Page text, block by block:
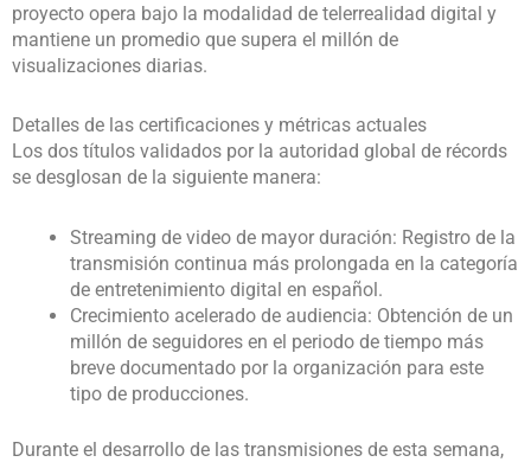
proyecto opera bajo la modalidad de telerrealidad digital y
mantiene un promedio que supera el millón de
visualizaciones diarias.
Detalles de las certificaciones y métricas actuales
Los dos títulos validados por la autoridad global de récords
se desglosan de la siguiente manera:
Streaming de video de mayor duración: Registro de la
transmisión continua más prolongada en la categoría
de entretenimiento digital en español.
Crecimiento acelerado de audiencia: Obtención de un
millón de seguidores en el periodo de tiempo más
breve documentado por la organización para este
tipo de producciones.
Durante el desarrollo de las transmisiones de esta semana,